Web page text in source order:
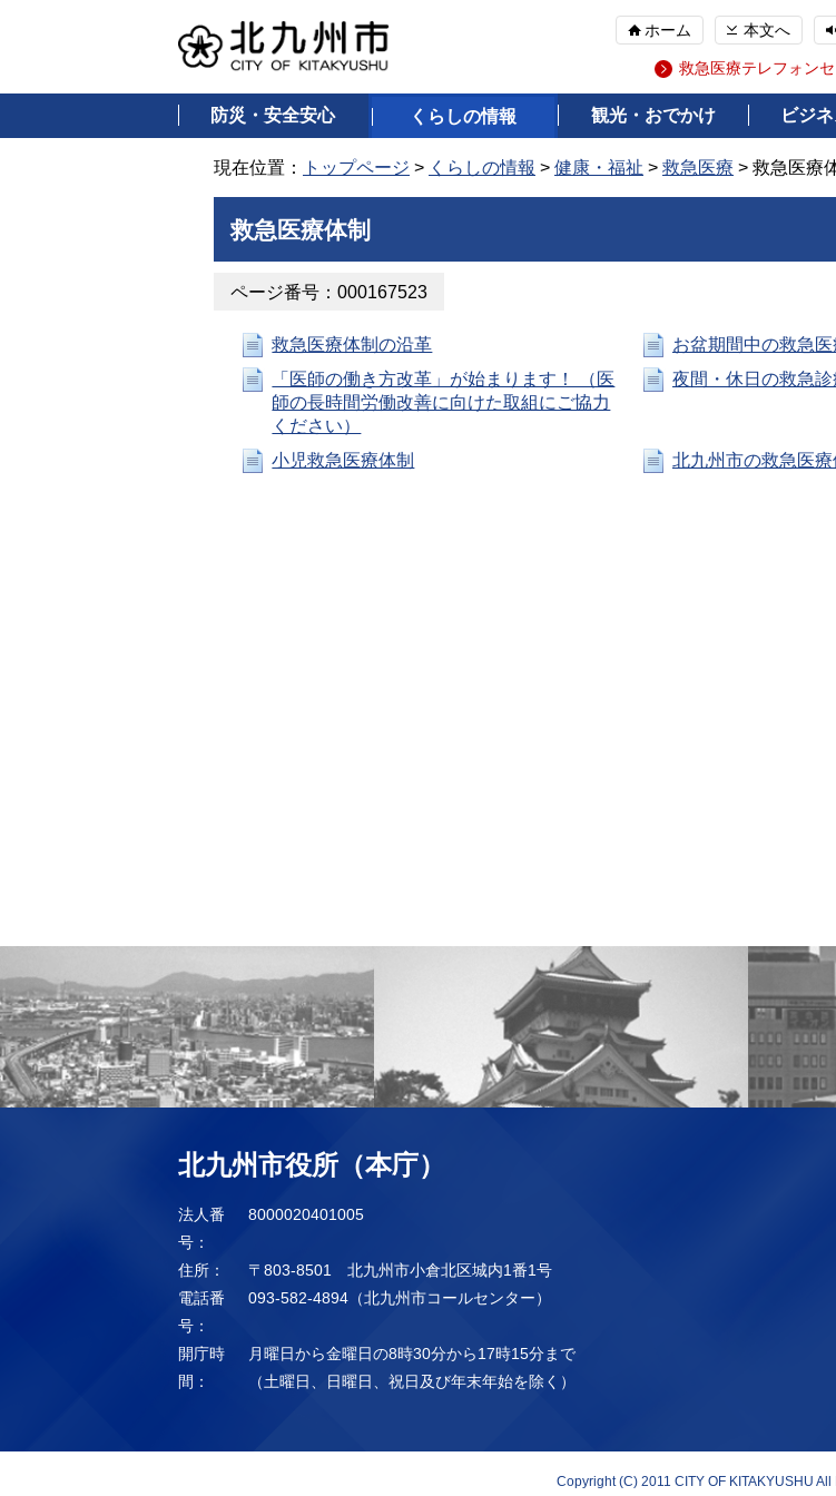
ホーム 本文へ
救急医療テレフォン
防災・安全安心 くらしの情報 観光・おでかけ ビジ
現在位置： トップページ > くらしの情報 > 健康・福祉 > 救急医療 > 救急医療
救急医療体制
ページ番号：000167523
救急医療体制の沿革
お盆期間中の救急医
「医師の働き方改革」が始まります！ （医
師の長時間労働改善に向けた取組にご協力
ください）
夜間・休日の救急
小児救急医療体制 北九州市の救急医療
北九州市役所（本庁）
法人番
号：
8000020401005
住所：
〒803-8501 北九州市小倉北区城内1番1号
電話番
号：
093-582-4894（北九州市コールセンター）
開庁時
間：
月曜日から金曜日の8時30分から17時15分まで
（土曜日、日曜日、祝日及び年末年始を除く）
Copyright (C) 2011 CITY OF KITAKYUSHU All